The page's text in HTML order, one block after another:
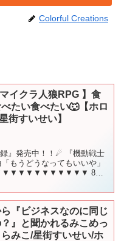
Colorful Creations
マイクラ人狼RPG 】食
たい食べたい🐺【ホロ
街すいせい】
』発売中！！☄ 『機動戦士
もうどうなってもいいや」
8月
『ビジネスなのに同じ
』と聞かれるみこめっ
みこ/星街すいせい/ホ